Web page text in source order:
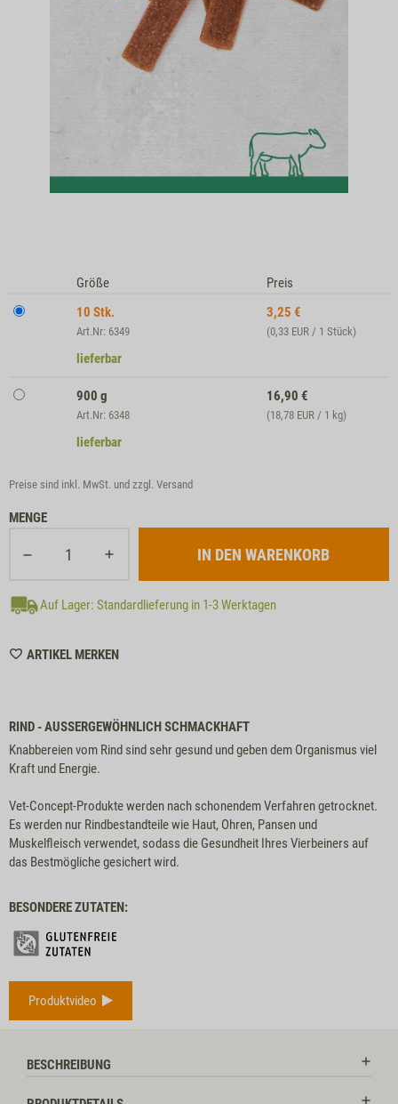
Größe
Preis
10 Stk.
Art.Nr: 6349
3,25 €
(0,33 EUR / 1 Stück)
lieferbar
900 g
Art.Nr: 6348
16,90 €
(18,78 EUR / 1 kg)
lieferbar
Preise sind inkl. MwSt. und zzgl. Versand
MENGE
Auf Lager: Standardlieferung in 1-3 Werktagen
ARTIKEL MERKENWISHLIST
RIND - AUSSERGEWÖHNLICH SCHMACKHAFT
Knabbereien vom Rind sind sehr gesund und geben dem Organismus viel
Kraft und Energie.
Vet-Concept-Produkte werden nach schonendem Verfahren getrocknet.
Es werden nur Rindbestandteile wie Haut, Ohren, Pansen und
Muskelfleisch verwendet, sodass die Gesundheit Ihres Vierbeiners auf
das Bestmögliche gesichert wird.
BESONDERE ZUTATEN:
Produktvideo
BESCHREIBUNG